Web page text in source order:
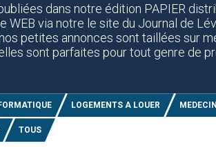
dans notre édition PAPIER
WEB via notre le site du Journal de
petites annonces sont taillées sur
sont parfaites pour tout genre de
LOGEMENTS A LOUER
TOUS